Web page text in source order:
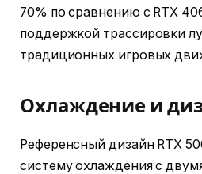
70% по сравнению с RTX
поддержкой трассировки
традиционных игровых
Охлаждение и
Референсный дизайн RTX
систему охлаждения с